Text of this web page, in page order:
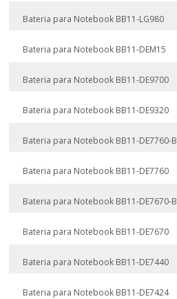
Bateria para Notebook BB11-LG980
Bateria para Notebook BB11-DEM15
Bateria para Notebook BB11-DE9700
Bateria para Notebook BB11-DE9320
Bateria para Notebook BB11-DE7760-B
Bateria para Notebook BB11-DE7760
Bateria para Notebook BB11-DE7670-B
Bateria para Notebook BB11-DE7670
Bateria para Notebook BB11-DE7440
Bateria para Notebook BB11-DE7424